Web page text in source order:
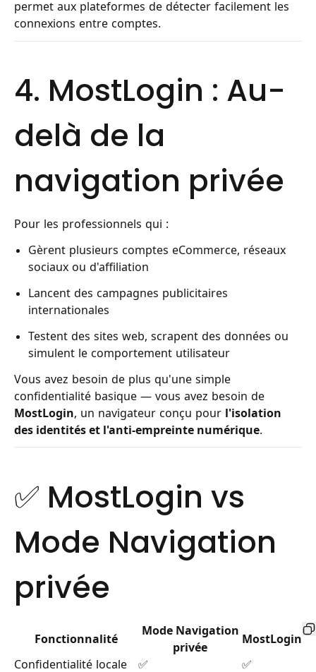
permet aux plateformes de détecter facilement les
connexions entre comptes.
4. MostLogin : Au-
delà de la
navigation privée
Pour les professionnels qui :
Gèrent plusieurs comptes eCommerce, réseaux
sociaux ou d'affiliation
Lancent des campagnes publicitaires
internationales
Testent des sites web, scrapent des données ou
simulent le comportement utilisateur
Vous avez besoin de plus qu'une simple
confidentialité basique — vous avez besoin de
MostLogin, un navigateur conçu pour l'isolation
des identités et l'anti-empreinte numérique.
✅ MostLogin vs
Mode Navigation
privée
Fonctionnalité
Mode Navigation
privée
MostLogin
Confidentialité locale
✅
✅